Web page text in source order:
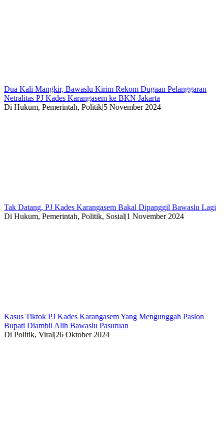
Dua Kali Mangkir, Bawaslu Kirim Rekom Dugaan Pelanggaran
Netralitas PJ Kades Karangasem ke BKN Jakarta
Di Hukum, Pemerintah, Politik|5 November 2024
Tak Datang, PJ Kades Karangasem Bakal Dipanggil Bawaslu Lagi
Di Hukum, Pemerintah, Politik, Sosial|1 November 2024
Kasus Tiktok PJ Kades Karangasem Yang Mengunggah Paslon
Bupati Diambil Alih Bawaslu Pasuruan
Di Politik, Viral|26 Oktober 2024